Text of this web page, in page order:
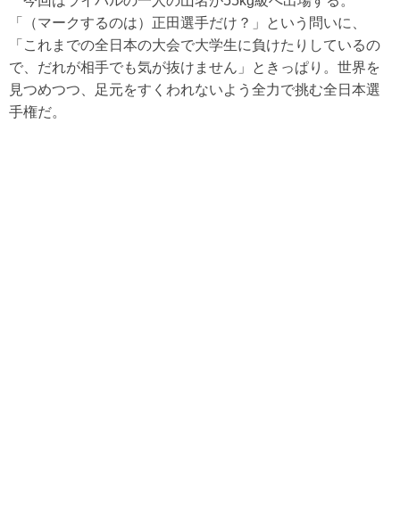
「（マークするのは）正田選手だけ？」という問いに、
「これまでの全日本の大会で大学生に負けたりしているの
で、だれが相手でも気が抜けません」ときっぱり。世界を
見つめつつ、足元をすくわれないよう全力で挑む全日本選
手権だ。